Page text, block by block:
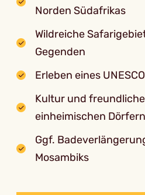
Norden Südafrikas
Wildreiche
Gegenden
Erleben eines
Kultur und
einheimischen
Ggf.
Mosambiks